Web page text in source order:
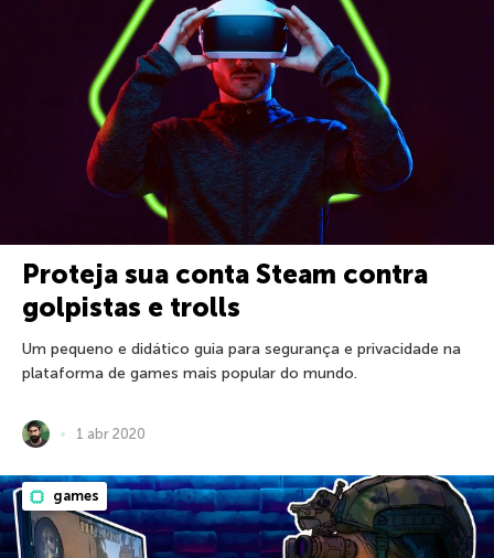
Proteja sua conta Steam contra
golpistas e trolls
Um pequeno e didático guia para segurança e privacidade na
plataforma de games mais popular do mundo.
1 abr 2020
games